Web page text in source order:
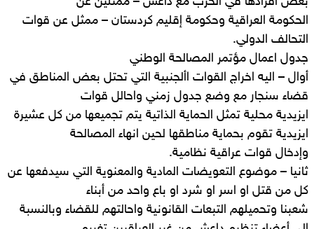
الحكومة العراقية وحكومة إقليم كردستان – ممثل عن قوات
التحالف الدولي.
جدول اعمال مؤتمر المصالحة الوطني
أوال – اليه اخراج القوات األجنبية التي تحتل بعض المناطق في
قضاء سنجار مع وضع جدول زمني واحالل قوات
ايزيدية محلية تمثل الحماية الذاتية يتم تجميعها من كل عشيرة
ايزيدية تقوم بحماية مناطقها لحين انهاء المصالحة
وإدخال قوات عراقية نظامية.
ثانيا – موضوع التعويضات المادية والمعنوية التي سيدفعها عن
كل من قتل او اسر او شرد او باع واحد من أبناء
شعبنا وتحميلهم التبعات القانونية واحالتهم للقضاء وبالنسبة